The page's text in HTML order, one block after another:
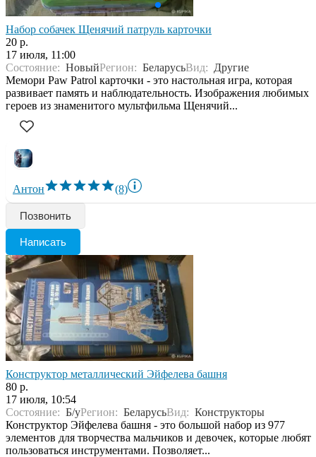
Набор собачек Щенячий патруль карточки
20 р.
17 июля, 11:00
Состояние: НовыйРегион: БеларусьВид: Другие
Мемори Paw Patrol карточки - это настольная игра, которая
развивает память и наблюдательность. Изображения любимых
героев из знаменитого мультфильма Щенячий...
Антон (8)
Позвонить
Написать
Конструктор металлический Эйфелева башня
80 р.
17 июля, 10:54
Состояние: Б/уРегион: БеларусьВид: Конструкторы
Конструктор Эйфелева башня - это большой набор из 977
элементов для творчества мальчиков и девочек, которые любят
пользоваться инструментами. Позволяет...